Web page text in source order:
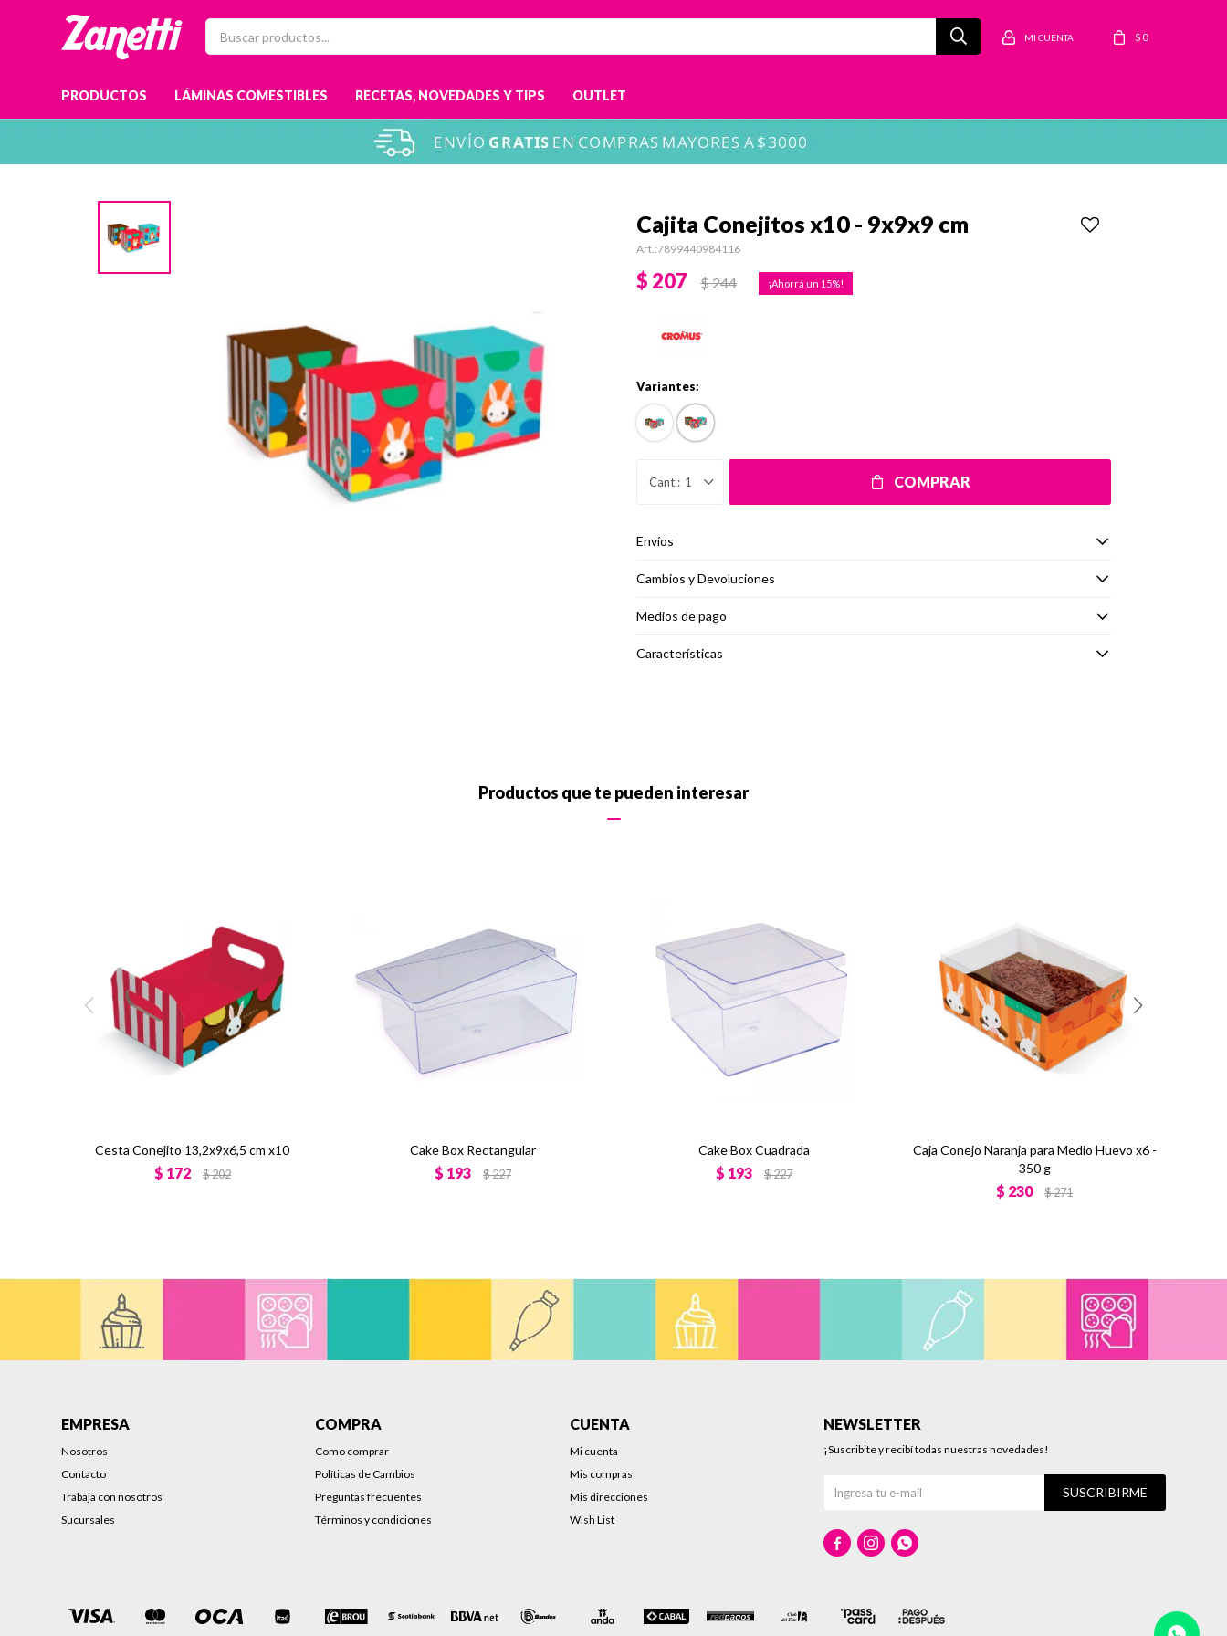
PRODUCTOS LÁMINAS COMESTIBLES RECETAS, NOVEDADES Y TIPS OUTLET
$ 0
Cajita Conejitos x10 - 9x9x9 cm
7899440984116
$ 207 $244 15
Variantes:
1 COMPRAR
Envíos
Cambios y Devoluciones
Medios de pago
Características
Productos que te pueden interesar
Cesta Conejito 13,2x9x6,5 cm x10
$ 172 $202
Cake Box Rectangular
$ 193 $227
Cake Box Cuadrada
$ 193 $227
Caja Conejo Naranja para Medio Huevo x6 -
350 g
$ 230 $271
EMPRESA
Nosotros
Contacto
Trabaja con nosotros
Sucursales
COMPRA
Como comprar
Políticas de Cambios
Preguntas frecuentes
Términos y condiciones
CUENTA
Mi cuenta
Mis compras
Mis direcciones
Wish List
NEWSLETTER
¡Suscribite y recibí todas nuestras novedades!
SUSCRIBIRME
  